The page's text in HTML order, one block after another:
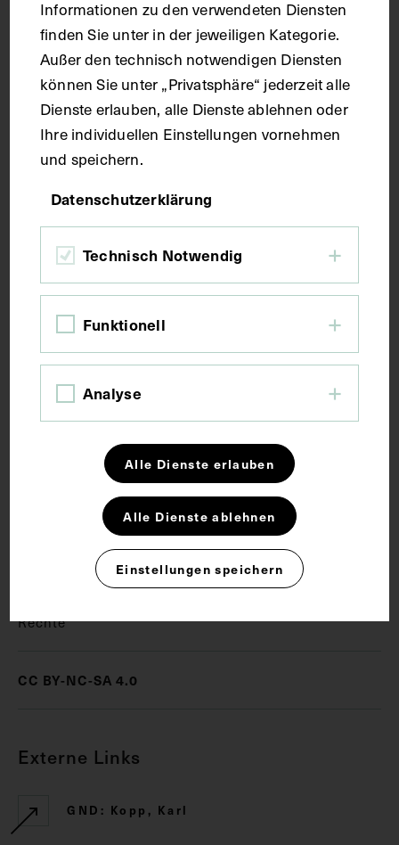
Technik
Druck
Maße
Bildmaß inkl. Untergrund 31,7 x 22,3 cm
Kurzbeschreibung
Auszug aus: Galerie hervorragender Ärzte und
medizinischen Wochenschrift, 1913, Bl. 317. Das
Bild wurde von Julius Friedrich Lehmann verlegt.
Dermatologie Venerologie
Rechte
CC BY-NC-SA 4.0
Externe Links
GND: Kopp, Karl
Informationen zu den verwendeten Diensten
finden Sie unter in der jeweiligen Kategorie.
Außer den technisch notwendigen Diensten
können Sie unter „Privatsphäre“ jederzeit alle
Dienste erlauben, alle Dienste ablehnen oder
Ihre individuellen Einstellungen vornehmen
und speichern.
Datenschutzerklärung
Technisch Notwendig
Funktionell
Analyse
Alle Dienste erlauben
Alle Dienste ablehnen
Einstellungen speichern